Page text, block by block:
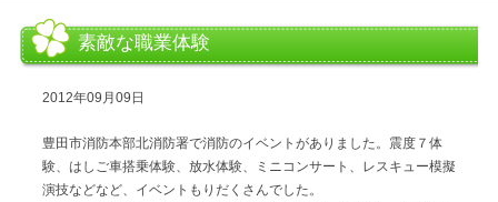
素敵な職業体験
2012年09月09日
豊田市消防本部北消防署で消防のイベントがありました。震度７体
験、はしご車搭乗体験、放水体験、ミニコンサート、レスキュー模擬
演技などなど、イベントもりだくさんでした。